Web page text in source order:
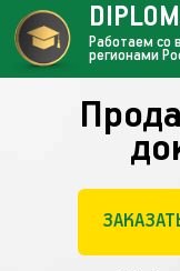
Работаем со
регионами